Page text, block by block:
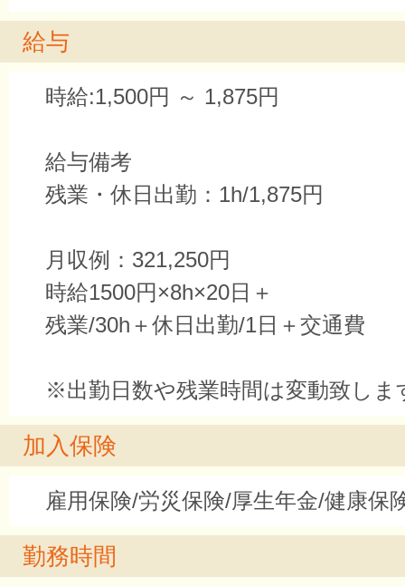
給与
時給:1,500円 ～ 1,875円
給与備考
残業・休日出勤：1h/1,875円
月収例：321,250円
時給1500円×8h×20日＋
残業/30h＋休日出勤/1日＋交通費
※出勤日数や残業時間は変動致しま
加入保険
雇用保険/労災保険/厚生年金/健康保
勤務時間